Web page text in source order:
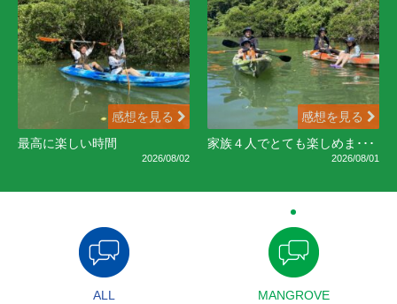
感想を見る
最高に楽しい時間
2026/08/02
感想を見る
家族４人でとても楽しめま･･･
2026/08/01
ALL
MANGROVE